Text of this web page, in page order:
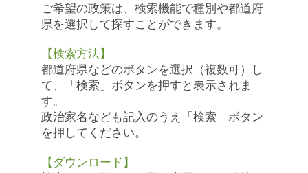
ご希望の政策は、検索機能で種別や都道府
県を選択して探すことができます。
【検索方法】
都道府県などのボタンを選択（複数可）し
て、「検索」ボタンを押すと表示されま
す。
政治家名なども記入のうえ「検索」ボタン
を押してください。
【ダウンロード】